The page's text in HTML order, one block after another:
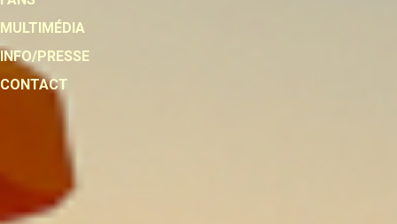
MULTIMÉDIA
INFO/PRESSE
CONTACT